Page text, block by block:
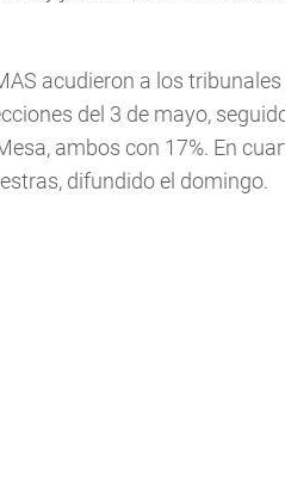
acudieron a los
del 3 de mayo,
ambos con 17%. En
difundido el domingo.